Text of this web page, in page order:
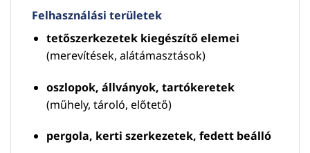
Felhasználási területek
tetőszerkezetek kiegészítő elemei
(merevítések, alátámasztások)
oszlopok, állványok, tartókeretek
(műhely, tároló, előtető)
pergola, kerti szerkezetek, fedett beálló